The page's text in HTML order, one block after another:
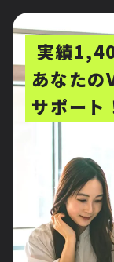
実績
あなた
サポート